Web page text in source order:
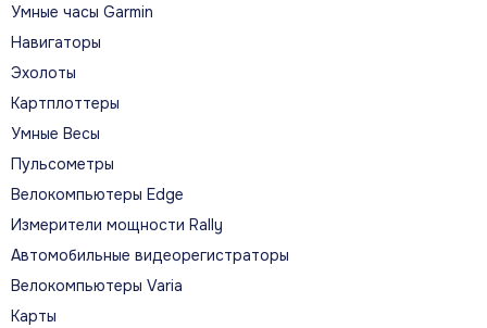
данными с компьютером или подходящим
источником питания.
Совместимость
Заявленная совместимость: Descent. Для
старых и новых поколений с похожим
отличаться.
Умные часы Garmin
Навигаторы
Эхолоты
Картплоттеры
Умные Весы
Пульсометры
Велокомпьютеры Edge
Измерители мощности Rally
Автомобильные видеорегистраторы
Велокомпьютеры Varia
Карты